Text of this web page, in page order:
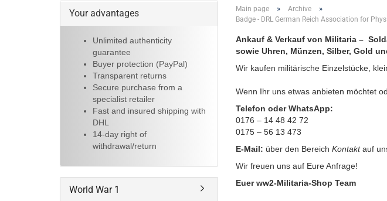
Main page » Archive »
Badge - DRL German Reich Association for
Ankauf & Verkauf von Militaria –
sowie Uhren, Münzen, Silber, Gold
Wir kaufen militärische Einzelstücke,
Wenn Ihr uns etwas anbieten möchtet
Telefon oder WhatsApp:
0176 – 14 48 42 72
0175 – 56 13 473
E-Mail: über den Bereich Kontakt auf
Wir freuen uns auf Eure Anfrage!
Euer ww2-Militaria-Shop Team
Your advantages
Unlimited authenticity
guarantee
Buyer protection (PayPal)
Transparent returns
Secure purchase from a
specialist retailer
Fast and insured shipping with
DHL
14-day right of
withdrawal/return
World War 1